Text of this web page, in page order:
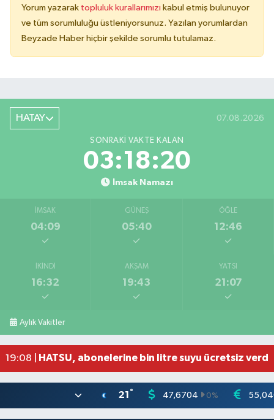
Yorum yazarak topluluk kurallarımızı kabul etmiş bulunuyor
ve tüm sorumluluğu üstleniyorsunuz. Yazılan yorumlardan
Beyzade Haber hiçbir şekilde sorumlu tutulamaz.
HATAY 07.08.2026
SONRAKI VAKTE KALAN
03:18:20
İmsak Namazı
İMSAK
04:09
GÜNEŞ
05:40
ÖĞLE
12:46
İKINDI
16:32
AKŞAM
19:43
YATSI
21:07
Aylık Vakitler
20:21 |Düğünde çıkan yangına aldırış etmeden
19:08 |
HATSU, abonelerine bin litre suyu ücretsiz verdi
21 ° 47,6704 0%